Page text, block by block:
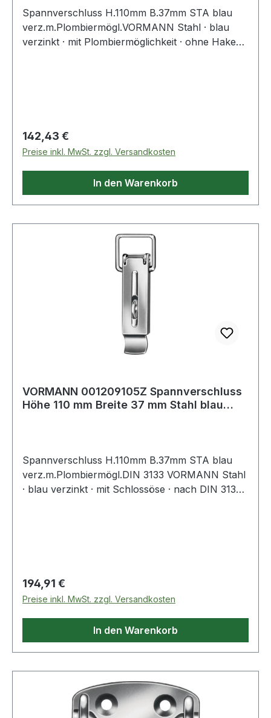
Spannverschluss H.110mm B.37mm STA blau
verz.m.Plombiermögl.VORMANN Stahl · blau
verzinkt · mit Plombiermöglichkeit · ohne Haken
Regulärer Preis:
142,43 €
Preise inkl. MwSt. zzgl. Versandkosten
In den Warenkorb
VORMANN 001209105Z Spannverschluss
Höhe 110 mm Breite 37 mm Stahl blau
Spannverschluss H.110mm B.37mm STA blau
verz.m.Plombiermögl.DIN 3133 VORMANN Stahl
· blau verzinkt · mit Schlossöse · nach DIN 3133 ·
Regulärer Preis:
194,91 €
Preise inkl. MwSt. zzgl. Versandkosten
In den Warenkorb